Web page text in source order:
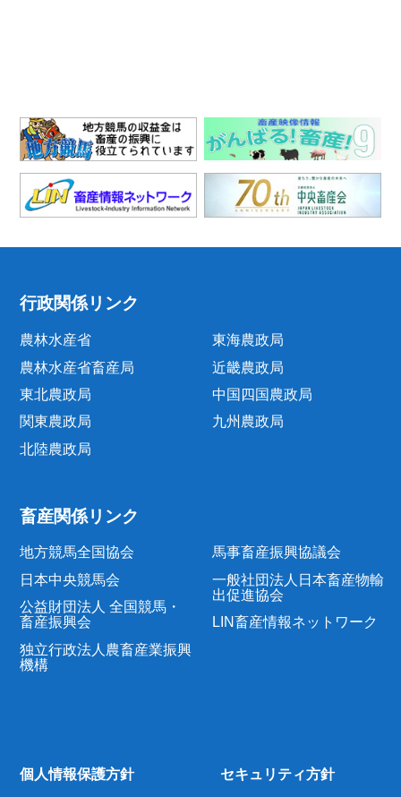
行政関係リンク
農林水産省
農林水産省畜産局
東北農政局
関東農政局
北陸農政局
東海農政局
近畿農政局
中国四国農政局
九州農政局
畜産関係リンク
地方競馬全国協会
日本中央競馬会
公益財団法人 全国競馬・
畜産振興会
独立行政法人農畜産業振興
機構
馬事畜産振興協議会
一般社団法人日本畜産物輸
出促進協会
LIN畜産情報ネットワーク
個人情報保護方針 セキュリティ方針